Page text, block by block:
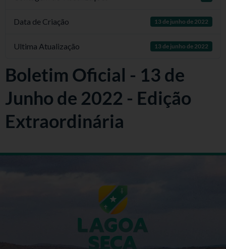
Data de Criação 13 de junho de 2022
Ultima Atualização 13 de junho de 2022
Boletim Oficial - 13 de
Junho de 2022 - Edição
Extraordinária